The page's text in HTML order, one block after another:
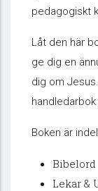
pedagogiskt
Låt den här
ge dig en
dig om
Boken är
Bibelord
Lekar &